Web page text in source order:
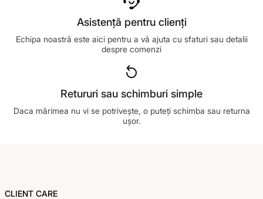
Asistență pentru clienți
Echipa noastră este aici pentru a vă ajuta cu sfaturi sau detalii
despre comenzi
Retururi sau schimburi simple
Daca mărimea nu vi se potrivește, o puteți schimba sau returna
ușor.
CLIENT CARE